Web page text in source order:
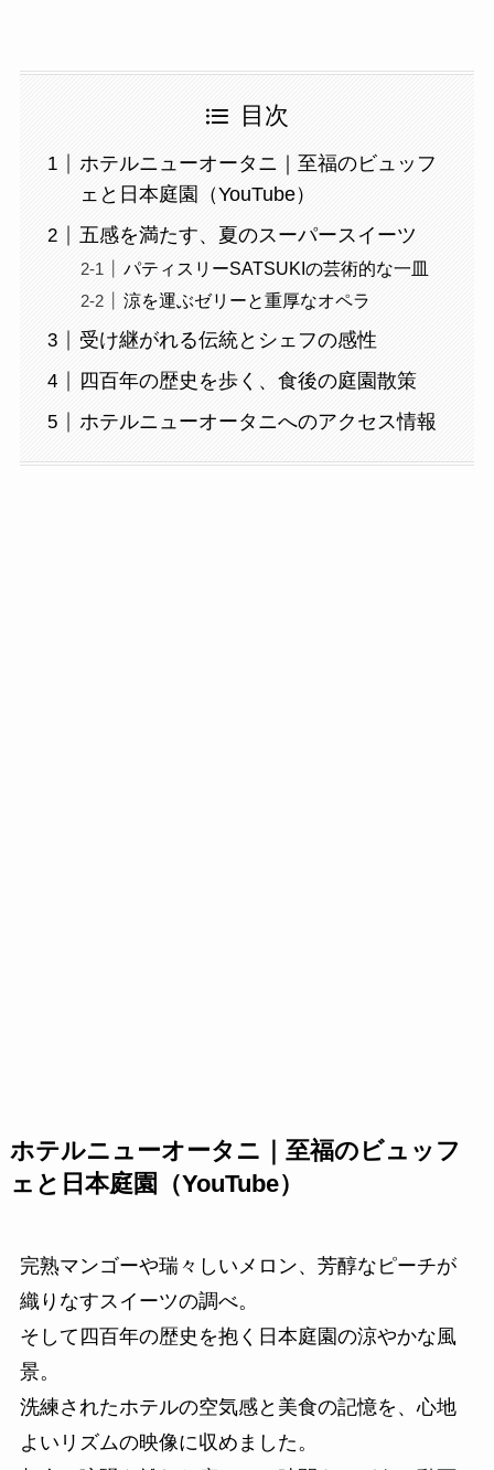
目次
ホテルニューオータニ｜至福のビュッフ
ェと日本庭園（YouTube）
五感を満たす、夏のスーパースイーツ
パティスリーSATSUKIの芸術的な一皿
涼を運ぶゼリーと重厚なオペラ
受け継がれる伝統とシェフの感性
四百年の歴史を歩く、食後の庭園散策
ホテルニューオータニへのアクセス情報
ホテルニューオータニ｜至福のビュッフ
ェと日本庭園（YouTube）
完熟マンゴーや瑞々しいメロン、芳醇なピーチが
織りなすスイーツの調べ。
そして四百年の歴史を抱く日本庭園の涼やかな風
景。
洗練されたホテルの空気感と美食の記憶を、心地
よいリズムの映像に収めました。